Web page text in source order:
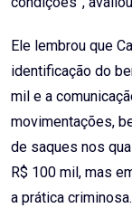
Ele lembrou que
identificação do
mil e a
movimentações,
de saques nos
R$ 100 mil, mas
a prática